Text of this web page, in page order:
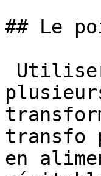
## Le
transfo
en